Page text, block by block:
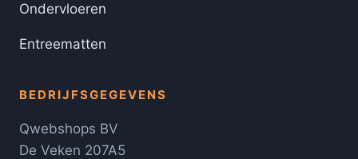
Ondervloeren
Entreematten
BEDRIJFSGEGEVENS
Qwebshops BV
De Veken 207A5